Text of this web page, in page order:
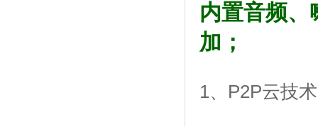
内置音频、
加；
1、P2P云技